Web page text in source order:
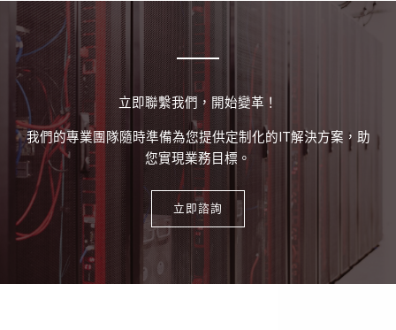
立即聯繫我們，開始變革！
我們的專業團隊隨時準備為您提供定制化的IT解決方案，助
您實現業務目標。
立即諮詢